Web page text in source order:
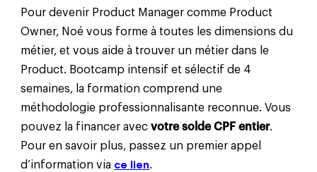
Pour devenir Product Manager comme Product
Owner, Noé vous forme à toutes les dimensions du
métier, et vous aide à trouver un métier dans le
Product. Bootcamp intensif et sélectif de 4
semaines, la formation comprend une
méthodologie professionnalisante reconnue. Vous
pouvez la financer avecvotre solde CPF entier.
Pour en savoir plus, passez un premier appel
d’information via ce lien.